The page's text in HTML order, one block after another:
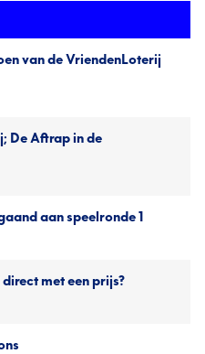
van de VriendenLoterij
De Aftrap in de
aan speelronde 1
met een prijs?